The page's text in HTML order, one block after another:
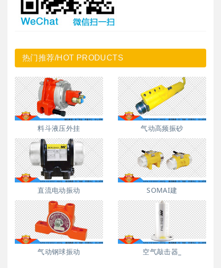
热门推荐/HOT PRODUCTS
料斗液压外挂 气动高频振砂
直流电动振动 SOMAI建
气动钢球振动 空气敲击器_